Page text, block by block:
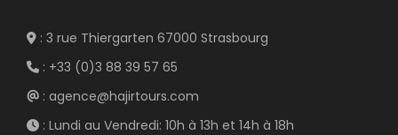
: 3 rue Thiergarten 67000 Strasbourg
: +33 (0)3 88 39 57 65
: agence@hajirtours.com
: Lundi au Vendredi: 10h à 13h et 14h à 18h